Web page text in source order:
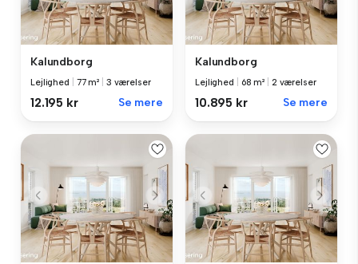
Kalundborg
Lejlighed 77 m² 3 værelser
12.195 kr Se mere
Kalundborg
Lejlighed 68 m² 2 værelser
10.895 kr Se mere